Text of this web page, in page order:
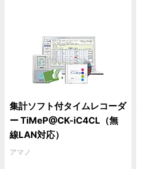
集計ソフト付タイムレコーダ
ー TiMeP@CK-iC4CL（無
線LAN対応）
アマノ